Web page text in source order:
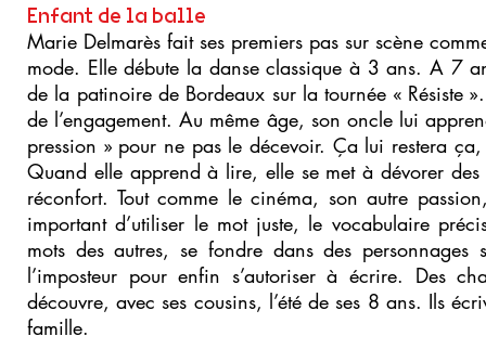
Enfant de la balle
Marie Delmarès fait ses premiers pas sur scène
mode. Elle débute la danse classique à 3 ans. A 7
de la patinoire de Bordeaux sur la tournée « Résiste
de l’engagement. Au même âge, son oncle lui
pression » pour ne pas le décevoir. Ça lui restera
Quand elle apprend à lire, elle se met à dévorer
réconfort. Tout comme le cinéma, son autre
important d’utiliser le mot juste, le vocabulaire
mots des autres, se fondre dans des
l’imposteur pour enfin s’autoriser à écrire. Des
découvre, avec ses cousins, l’été de ses 8 ans. Ils
famille.